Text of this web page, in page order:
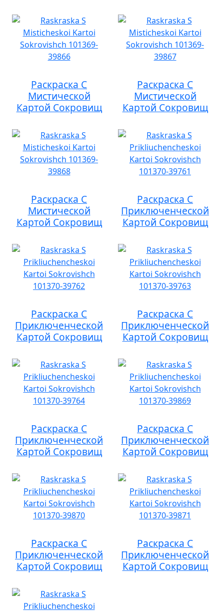
Раскраска С
Мистической
Картой Сокровищ
Раскраска С
Мистической
Картой Сокровищ
Раскраска С
Мистической
Картой Сокровищ
Раскраска С
Приключенческой
Картой Сокровищ
Раскраска С
Приключенческой
Картой Сокровищ
Раскраска С
Приключенческой
Картой Сокровищ
Раскраска С
Приключенческой
Картой Сокровищ
Раскраска С
Приключенческой
Картой Сокровищ
Раскраска С
Приключенческой
Картой Сокровищ
Раскраска С
Приключенческой
Картой Сокровищ